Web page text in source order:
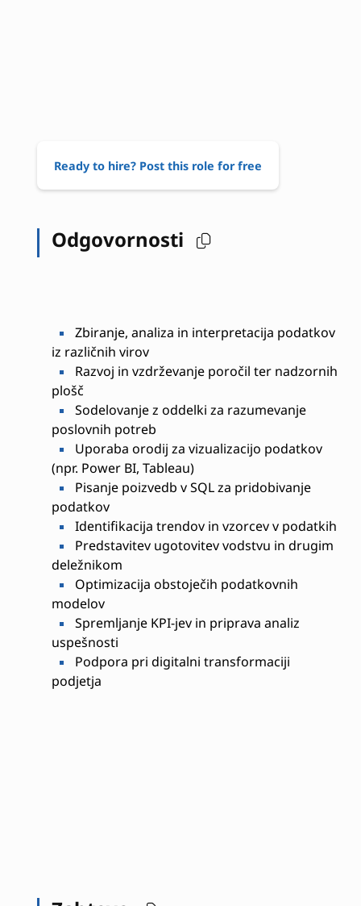
Ready to hire? Post this role for free
Odgovornosti
Zbiranje, analiza in interpretacija podatkov
iz različnih virov
Razvoj in vzdrževanje poročil ter nadzornih
plošč
Sodelovanje z oddelki za razumevanje
poslovnih potreb
Uporaba orodij za vizualizacijo podatkov
(npr. Power BI, Tableau)
Pisanje poizvedb v SQL za pridobivanje
podatkov
Identifikacija trendov in vzorcev v podatkih
Predstavitev ugotovitev vodstvu in drugim
deležnikom
Optimizacija obstoječih podatkovnih
modelov
Spremljanje KPI-jev in priprava analiz
uspešnosti
Podpora pri digitalni transformaciji
podjetja